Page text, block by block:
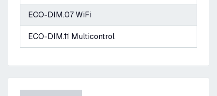
ECO-DIM.07 WiFi
ECO-DIM.11 Multicontrol